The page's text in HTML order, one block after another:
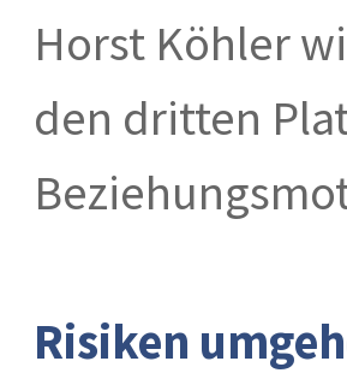
Horst Köhler
den dritten
Risiken